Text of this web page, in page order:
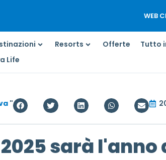
WEB
Resorts Offerte Tutto
Life
"
sarà